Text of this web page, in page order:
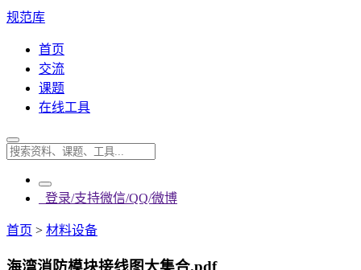
规范库
首页
交流
课题
在线工具
登录/支持微信/QQ/微博
首页 > 材料设备
海湾消防模块接线图大集合.pdf